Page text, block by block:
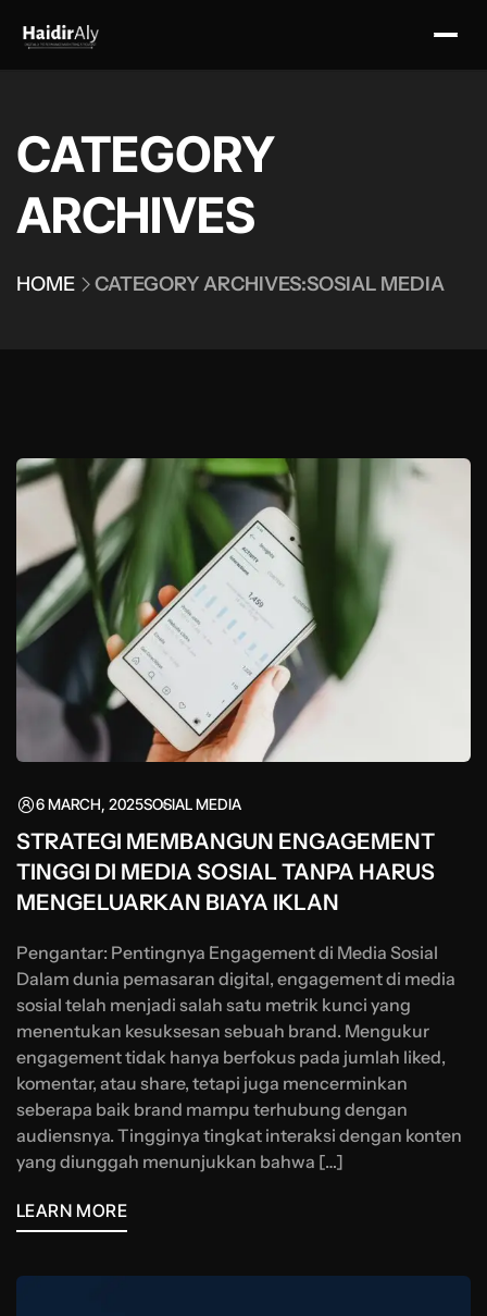
CATEGORY
ARCHIVES
HOME CATEGORY ARCHIVES:SOSIAL MEDIA
6 MARCH, 2025SOSIAL MEDIA
STRATEGI MEMBANGUN ENGAGEMENT
TINGGI DI MEDIA SOSIAL TANPA HARUS
MENGELUARKAN BIAYA IKLAN
Pengantar: Pentingnya Engagement di Media Sosial
Dalam dunia pemasaran digital, engagement di media
sosial telah menjadi salah satu metrik kunci yang
menentukan kesuksesan sebuah brand. Mengukur
engagement tidak hanya berfokus pada jumlah liked,
komentar, atau share, tetapi juga mencerminkan
seberapa baik brand mampu terhubung dengan
audiensnya. Tingginya tingkat interaksi dengan konten
yang diunggah menunjukkan bahwa […]
LEARN MORE